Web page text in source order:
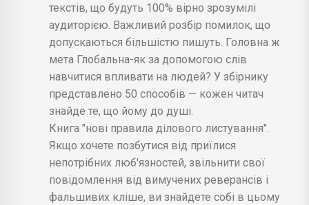
текстів, що будуть 100% вірно зрозумілі
аудиторією. Важливий розбір помилок, що
допускаються більшістю пишуть. Головна ж
мета Глобальна-як за допомогою слів
навчитися впливати на людей? У збірнику
представлено 50 способів — кожен читач
знайде те, що йому до душі.
Книга "нові правила ділового листування".
Якщо хочете позбутися від приїлися
непотрібних люб'язностей, звільнити свої
повідомлення від вимучених реверансів і
фальшивих кліше, ви знайдете собі в цьому